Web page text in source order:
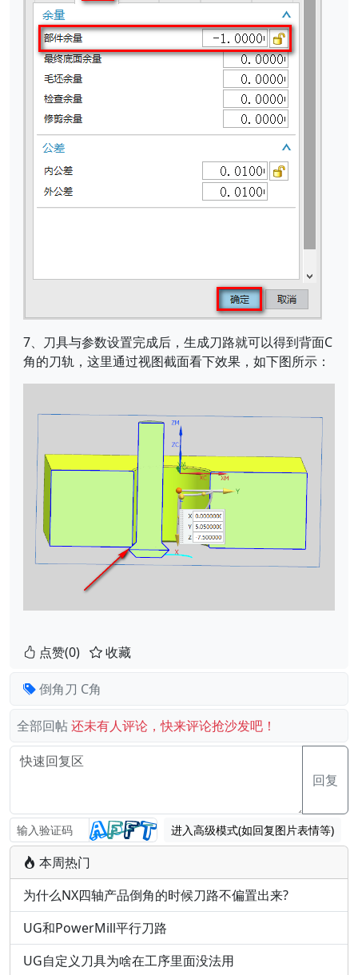
7、刀具与参数设置完成后，生成刀路就可以得到背面C
角的刀轨，这里通过视图截面看下效果，如下图所示：
点赞(0) 收藏
倒角刀 C角
全部回帖还未有人评论，快来评论抢沙发吧！
回复
进入高级模式(如回复图片表情等)
本周热门
为什么NX四轴产品倒角的时候刀路不偏置出来?
UG和PowerMill平行刀路
UG自定义刀具为啥在工序里面没法用